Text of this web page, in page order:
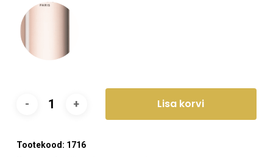
Ostukorvis ei ole tooteid.
Lisa korvi
Tootekood: 1716